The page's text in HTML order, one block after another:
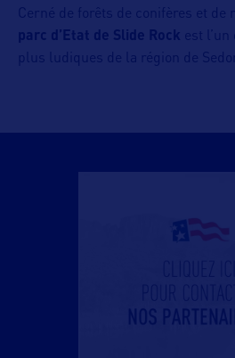
Cerné de forêts de conifères et de
parc d’Etat de Slide Rock est
plus ludiques de la région de